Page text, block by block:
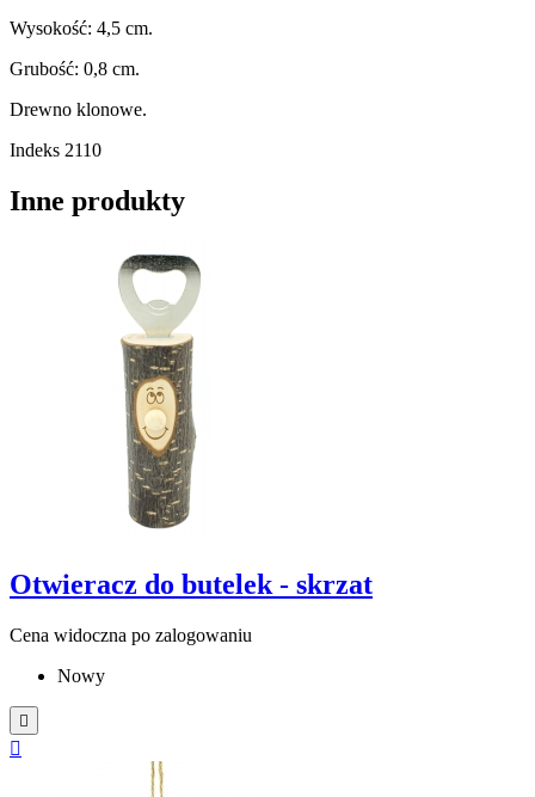
Wysokość: 4,5 cm.
Grubość: 0,8 cm.
Drewno klonowe.
Indeks 2110
Inne produkty
Otwieracz do butelek - skrzat
Cena widoczna po zalogowaniu
Nowy

